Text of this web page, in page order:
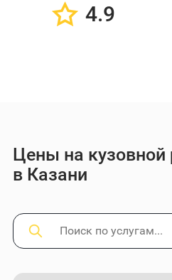
4.9
Цены на кузовной
в Казани